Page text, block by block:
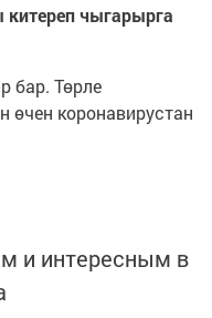
чыгарырга
бар. Төрле
коронавирустан
и интересным в